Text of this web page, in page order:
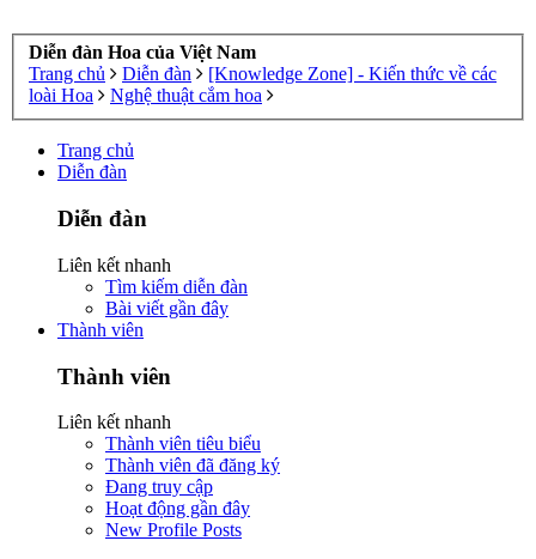
Diễn đàn Hoa của Việt Nam
Trang chủ
Diễn đàn
[Knowledge Zone] - Kiến thức về các
loài Hoa
Nghệ thuật cắm hoa
Trang chủ
Diễn đàn
Diễn đàn
Liên kết nhanh
Tìm kiếm diễn đàn
Bài viết gần đây
Thành viên
Thành viên
Liên kết nhanh
Thành viên tiêu biểu
Thành viên đã đăng ký
Đang truy cập
Hoạt động gần đây
New Profile Posts